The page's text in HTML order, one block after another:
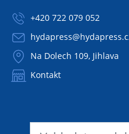
+420 722 079 052
Na Dolech 109, Jihlava
Kontakt